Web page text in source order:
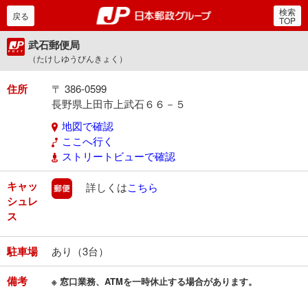
郵便局・日本郵政グルー
戻る 検索
TOP
武石郵便局
（たけしゆうびんきょく）
住所
〒 386-0599
長野県上田市上武石６６－５
地図で確認
ここへ行く
ストリートビューで確認
キャッ
シュレ
ス
郵便
詳しくはこちら
駐車場 あり（3台）
備考 ※ 窓口業務、ATMを一時休止する場合があります。